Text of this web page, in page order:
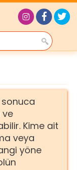
ve
Kime ait
veya
yöne